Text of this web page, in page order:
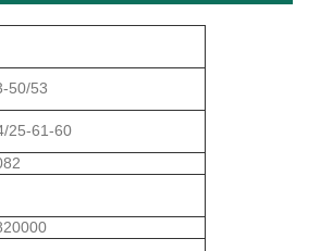
50/53
25-61-60